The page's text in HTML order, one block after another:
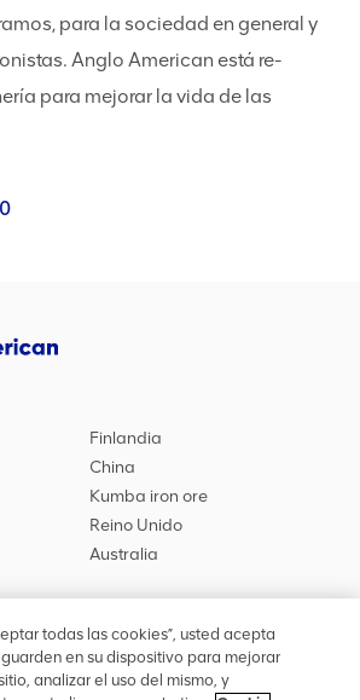
para la sociedad en general y
Anglo American está re-
para mejorar la vida de las
Finlandia
China
Kumba iron ore
Reino Unido
Australia
acerca de nuestras iniciativas o
todas las cookies”, usted acepta
en su dispositivo para mejorar
analizar el uso del mismo, y